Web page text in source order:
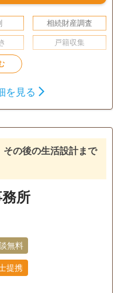
相続財産調査
戸籍収集
を見る
の後の生活設計まで
所
無料
提携